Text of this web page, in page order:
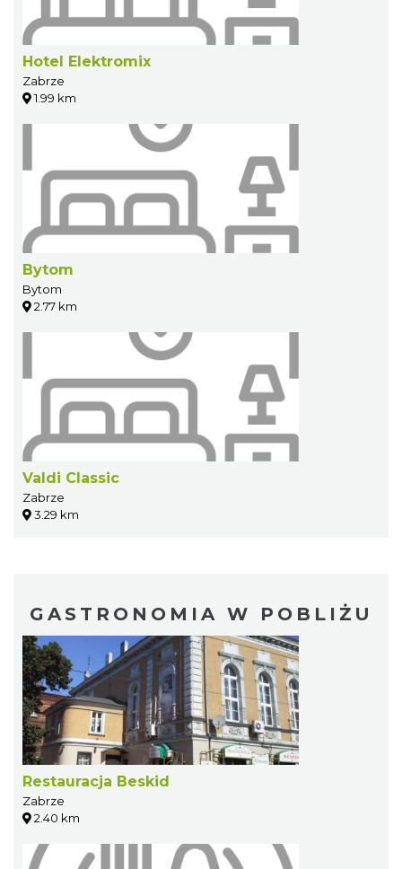
Hotel Elektromix
Zabrze
1.99 km
Bytom
Bytom
2.77 km
Valdi Classic
Zabrze
3.29 km
GASTRONOMIA W POBLIŻU
Restauracja Beskid
Zabrze
2.40 km